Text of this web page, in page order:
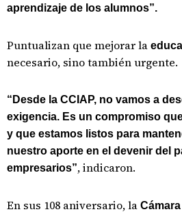
aprendizaje de los alumnos”.
Puntualizan que mejorar la
necesario, sino también urgente.
“Desde la CCIAP, no vamos a
exigencia. Es un compromiso
y que estamos listos para
nuestro aporte en el devenir del
empresarios”, indicaron.
En sus 108 aniversario, la